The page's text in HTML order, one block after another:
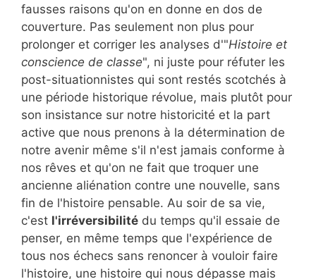
fausses raisons qu'on en donne en dos de
couverture. Pas seulement non plus pour
prolonger et corriger les analyses d'"Histoire et
conscience de classe", ni juste pour réfuter les
post-situationnistes qui sont restés scotchés à
une période historique révolue, mais plutôt pour
son insistance sur notre historicité et la part
active que nous prenons à la détermination de
notre avenir même s'il n'est jamais conforme à
nos rêves et qu'on ne fait que troquer une
ancienne aliénation contre une nouvelle, sans
fin de l'histoire pensable. Au soir de sa vie,
c'est l'irréversibilité du temps qu'il essaie de
penser, en même temps que l'expérience de
tous nos échecs sans renoncer à vouloir faire
l'histoire, une histoire qui nous dépasse mais